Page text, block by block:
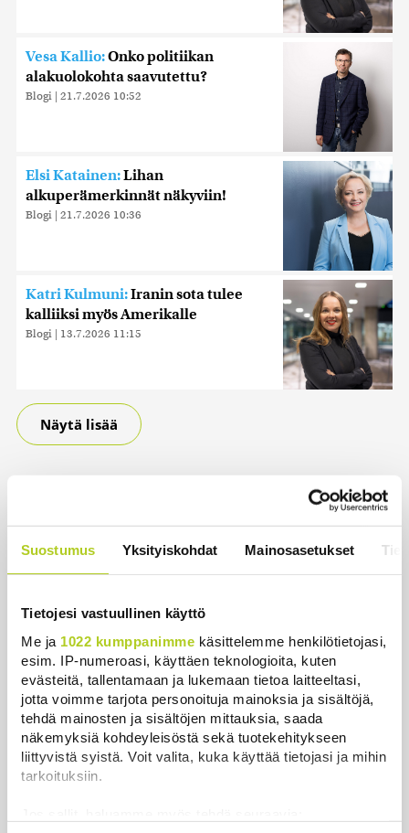
Suostumus Yksityiskohdat Mainosasetukset
Tietojesi vastuullinen käyttö
Me ja 1022 kumppanimme käsittelemme henkilötietojasi,
esim. IP-numeroasi, käyttäen teknologioita, kuten
evästeitä, tallentamaan ja lukemaan tietoa laitteeltasi,
jotta voimme tarjota personoituja mainoksia ja sisältöjä,
tehdä mainosten ja sisältöjen mittauksia, saada
näkemyksiä kohdeyleisöstä sekä tuotekehitykseen
liittyvistä syistä. Voit valita, kuka käyttää tietojasi ja mihin
tarkoituksiin.
Vesa Kallio:Onko politiikan
alakuolokohta saavutettu?
Blogi | 21.7.2026 10:52
Elsi Katainen:Lihan
alkuperämerkinnät näkyviin!
Blogi | 21.7.2026 10:36
Katri Kulmuni:Iranin sota tulee
kalliiksi myös Amerikalle
Blogi | 13.7.2026 11:15
Näytä lisää
Kuin kauhuelokuvasta – Oletko kuullut
Etelämantereen Veriputouksesta?
Tiedätkö milloin ja miksi Suomessa oli aivan oma
Uutiset | 5.8.2026 22:30
Murska-arvio: Nato on vuosikymmenen jäljessä
Venäjän suorituskyvystä
Uutiset | 5.8.2026 22:15
Reuters: FBI aloitti yhteistyön Kiinan ja Venäjän
Uutiset | 5.8.2026 22:07